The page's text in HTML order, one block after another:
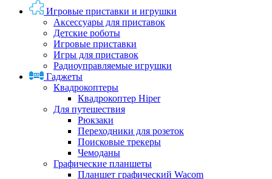
Игровые приставки и игрушки
Аксессуары для приставок
Детские роботы
Игровые приставки
Игры для приставок
Радиоуправляемые игрушки
Гаджеты
Квадрокоптеры
Квадрокоптер Hiper
Для путешествия
Рюкзаки
Переходники для розеток
Поисковые трекеры
Чемоданы
Графические планшеты
Планшет графический Wacom